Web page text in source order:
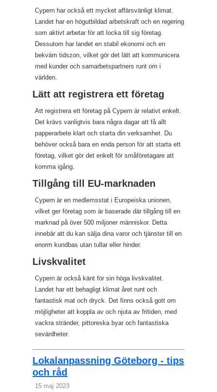
Cypern har också ett mycket affärsvänligt klimat.
Landet har en högutbildad arbetskraft och en regering
som aktivt arbetar för att locka till sig företag.
Dessutom har landet en stabil ekonomi och en
bekväm tidszon, vilket gör det lätt att kommunicera
med kunder och samarbetspartners runt om i
världen.
Lätt att registrera ett företag
Att registrera ett företag på Cypern är relativt enkelt.
Det krävs vanligtvis bara några dagar att få allt
papperarbete klart och starta din verksamhet. Du
behöver också bara en enda person för att starta ett
företag, vilket gör det enkelt för småföretagare att
komma igång.
Tillgång till EU-marknaden
Cypern är en medlemsstat i Europeiska unionen,
vilket ger företag som är baserade där tillgång till en
marknad på över 500 miljoner människor. Detta
innebär att du kan sälja dina varor och tjänster till en
enorm kundbas utan tullar eller hinder.
Livskvalitet
Cypern är också känt för sin höga livskvalitet.
Landet har ett behagligt klimat året runt och
fantastisk mat och dryck. Det finns också gott om
möjligheter att koppla av och njuta av fritiden, med
vackra stränder, pittoreska byar och fantastiska
sevärdheter.
Lokalanpassning Göteborg - tips
och råd
15 maj 2023